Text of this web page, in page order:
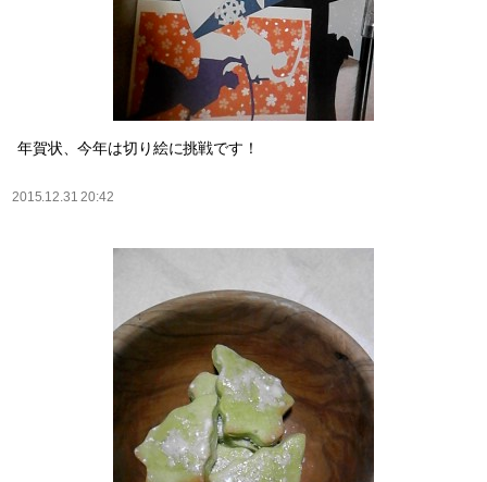
年賀状、今年は切り絵に挑戦です！
2015.12.31 20:42